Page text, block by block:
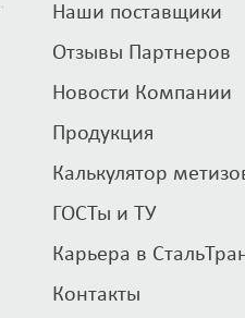
·
Наши поставщики
Отзывы Партнеров
Новости Компании
Продукция
Калькулятор
ГОСТы и ТУ
Карьера в
Контакты